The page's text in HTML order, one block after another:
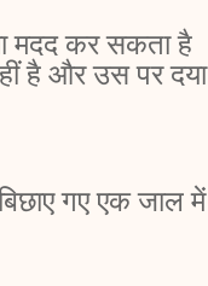
मदद कर सकता है
है और उस पर दया
गए एक जाल में